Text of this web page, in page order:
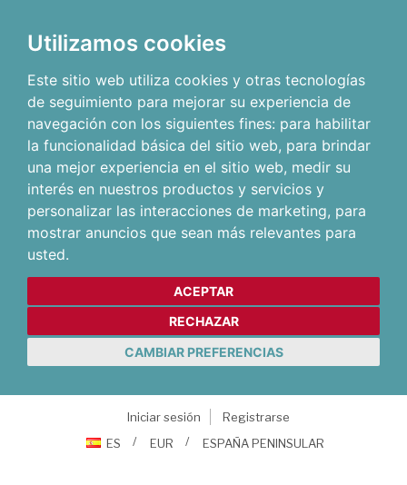
Utilizamos cookies
Este sitio web utiliza cookies y otras tecnologías
de seguimiento para mejorar su experiencia de
navegación con los siguientes fines: para habilitar
la funcionalidad básica del sitio web, para brindar
una mejor experiencia en el sitio web, medir su
interés en nuestros productos y servicios y
personalizar las interacciones de marketing, para
mostrar anuncios que sean más relevantes para
usted.
ACEPTAR
RECHAZAR
CAMBIAR PREFERENCIAS
Iniciar sesión
Registrarse
ES
EUR ESPAÑA PENINSULAR